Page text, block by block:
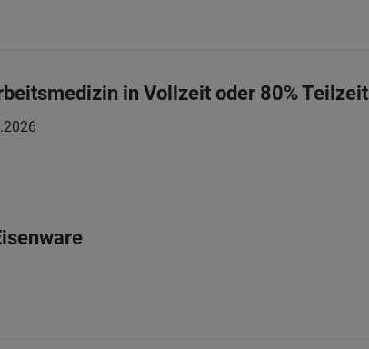
in Vollzeit oder 80% Teilzeit